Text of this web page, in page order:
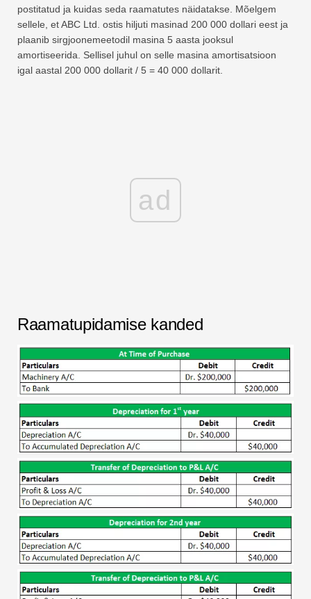
postitatud ja kuidas seda raamatutes näidatakse. Mõelgem
sellele, et ABC Ltd. ostis hiljuti masinad 200 000 dollari eest ja
plaanib sirgjoonemeetodil masina 5 aasta jooksul
amortiseerida. Sellisel juhul on selle masina amortisatsioon
igal aastal 200 000 dollarit / 5 = 40 000 dollarit.
ad
Raamatupidamise kanded